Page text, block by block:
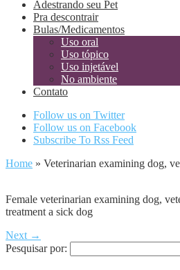
Adestrando seu Pet
Pra descontrair
Bulas/Medicamentos
Uso oral
Uso tópico
Uso injetável
No ambiente
Contato
Follow us on Twitter
Follow us on Facebook
Subscribe To Rss Feed
Home » Veterinarian examining dog,
Female veterinarian examining dog,
treatment a sick dog
Next →
Pesquisar por: